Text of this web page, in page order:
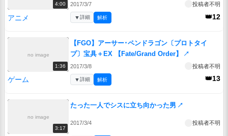
4:00 2017/3/7 投稿者不明
アニメ 👑12
▼詳細 解析
no image
1:36
【FGO】アーサー･ペンドラゴン〔プロトタイ
プ〕宝具＋EX 【Fate/Grand Order】
↗
2017/3/8 投稿者不明
ゲーム 👑13
▼詳細 解析
no image
3:17
たった一人でシスに立ち向かった男 ↗
2017/3/4 投稿者不明